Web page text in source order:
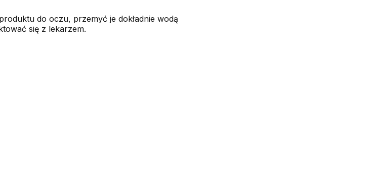
do oczu, przemyć je dokładnie wodą
się z lekarzem.